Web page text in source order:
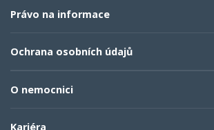
Právo na informace
Ochrana osobních údajů
O nemocnici
Kariéra